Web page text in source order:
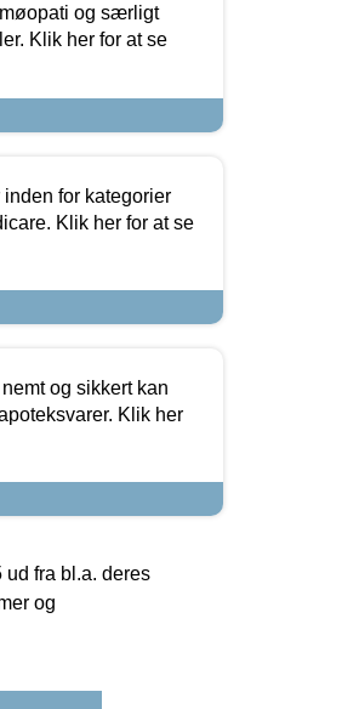
og særligt
Klik her for at se
for kategorier
Klik her for at se
og sikkert kan
Klik her
fra bl.a. deres
og